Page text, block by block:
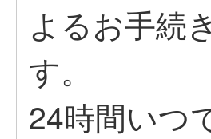
よるお手続
す。
24時間いつ